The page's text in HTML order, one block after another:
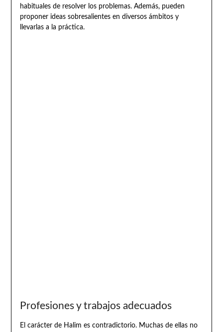
habituales de resolver los problemas. Además, pueden
proponer ideas sobresalientes en diversos ámbitos y
llevarlas a la práctica.
Profesiones y trabajos adecuados
El carácter de Halim es contradictorio. Muchas de ellas no